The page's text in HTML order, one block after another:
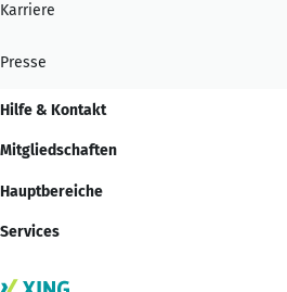
Karriere
Presse
Hilfe & Kontakt
Mitgliedschaften
Hauptbereiche
Services